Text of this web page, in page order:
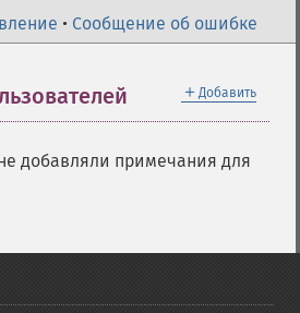
• Сообщение об ошибке
＋ Добавить
добавляли примечания для